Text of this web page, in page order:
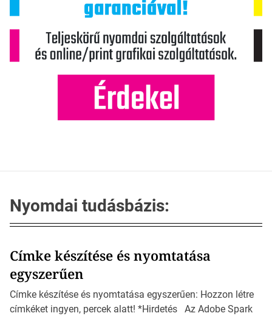
Nyomdai tudásbázis:
Címke készítése és nyomtatása
egyszerűen
Címke készítése és nyomtatása egyszerűen: Hozzon létre
címkéket ingyen, percek alatt! *Hirdetés Az Adobe Spark